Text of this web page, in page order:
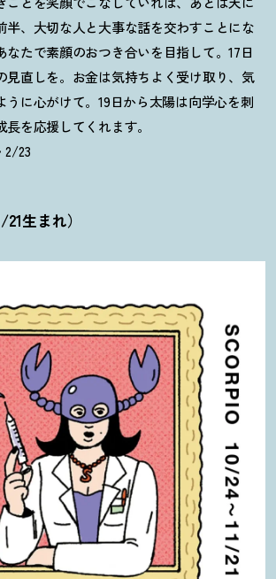
半、大切な人と大事な話を交わすことにな
なたで素顔のおつき合いを目指して。17日
見直しを。お金は気持ちよく受け取り、気
うに心がけて。19日から太陽は向学心を刺
を応援してくれます。
2/23
生まれ）